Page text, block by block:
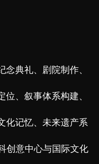
典礼、剧院制作、
、叙事体系构建、
化记忆、未来遗产系
意中心与国际文化